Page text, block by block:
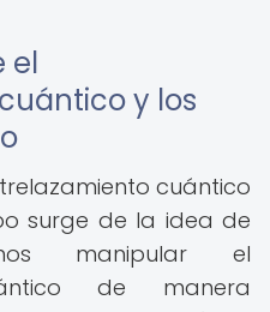
el
y los
cuántico
surge de la idea de
manipular el
de manera